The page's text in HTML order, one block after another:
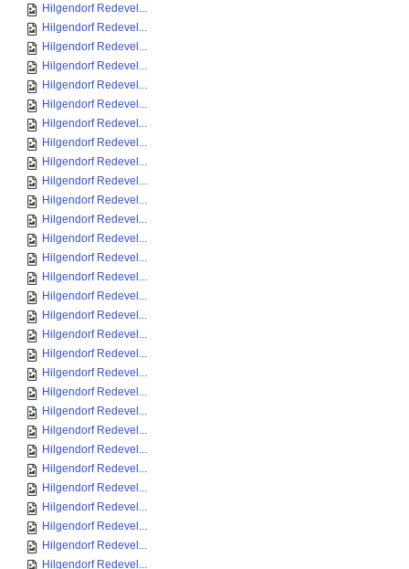
Hilgendorf Redevel...
Hilgendorf Redevel...
Hilgendorf Redevel...
Hilgendorf Redevel...
Hilgendorf Redevel...
Hilgendorf Redevel...
Hilgendorf Redevel...
Hilgendorf Redevel...
Hilgendorf Redevel...
Hilgendorf Redevel...
Hilgendorf Redevel...
Hilgendorf Redevel...
Hilgendorf Redevel...
Hilgendorf Redevel...
Hilgendorf Redevel...
Hilgendorf Redevel...
Hilgendorf Redevel...
Hilgendorf Redevel...
Hilgendorf Redevel...
Hilgendorf Redevel...
Hilgendorf Redevel...
Hilgendorf Redevel...
Hilgendorf Redevel...
Hilgendorf Redevel...
Hilgendorf Redevel...
Hilgendorf Redevel...
Hilgendorf Redevel...
Hilgendorf Redevel...
Hilgendorf Redevel...
Hilgendorf Redevel...